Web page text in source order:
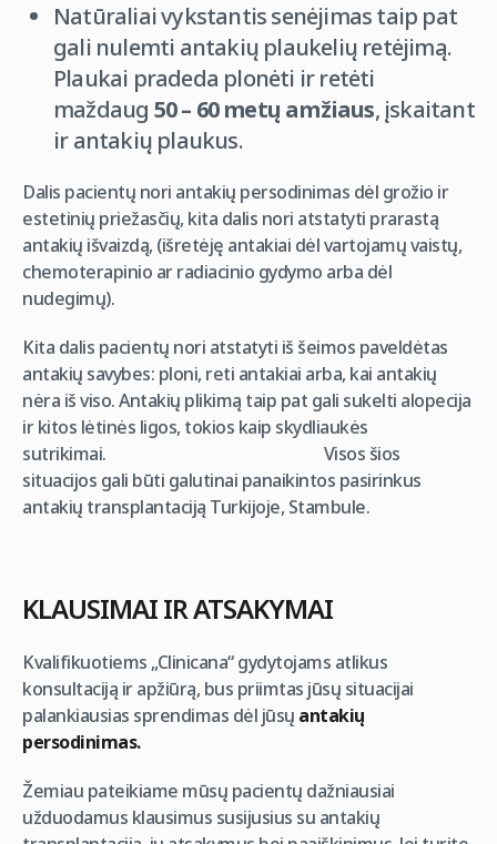
Natūraliai vykstantis senėjimas taip pat
gali nulemti antakių plaukelių retėjimą.
Plaukai pradeda plonėti ir retėti
maždaug 50 – 60 metų amžiaus, įskaitant
ir antakių plaukus.
Dalis pacientų nori antakių persodinimas dėl grožio ir
estetinių priežasčių, kita dalis nori atstatyti prarastą
antakių išvaizdą, (išretėję antakiai dėl vartojamų vaistų,
chemoterapinio ar radiacinio gydymo arba dėl
nudegimų).
Kita dalis pacientų nori atstatyti iš šeimos paveldėtas
antakių savybes: ploni, reti antakiai arba, kai antakių
nėra iš viso. Antakių plikimą taip pat gali sukelti alopecija
ir kitos lėtinės ligos, tokios kaip skydliaukės
sutrikimai. Visos šios
situacijos gali būti galutinai panaikintos pasirinkus
antakių transplantaciją Turkijoje, Stambule.
KLAUSIMAI IR ATSAKYMAI
Kvalifikuotiems „Clinicana“ gydytojams atlikus
konsultaciją ir apžiūrą, bus priimtas jūsų situacijai
palankiausias sprendimas dėl jūsų antakių
persodinimas.
Žemiau pateikiame mūsų pacientų dažniausiai
užduodamus klausimus susijusius su antakių